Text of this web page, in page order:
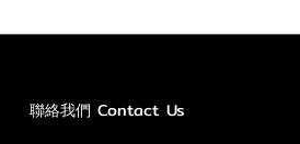
聯絡我們 Contact Us